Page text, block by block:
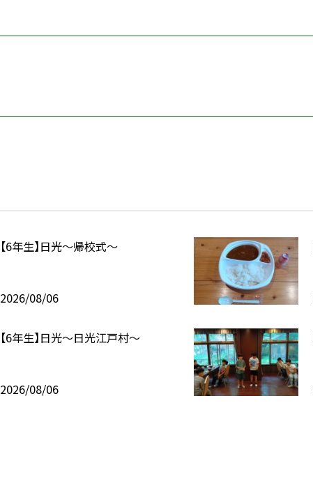
【6年生】日光〜帰校式〜
2026/08/06
【6年生】日光〜日光江戸村〜
2026/08/06